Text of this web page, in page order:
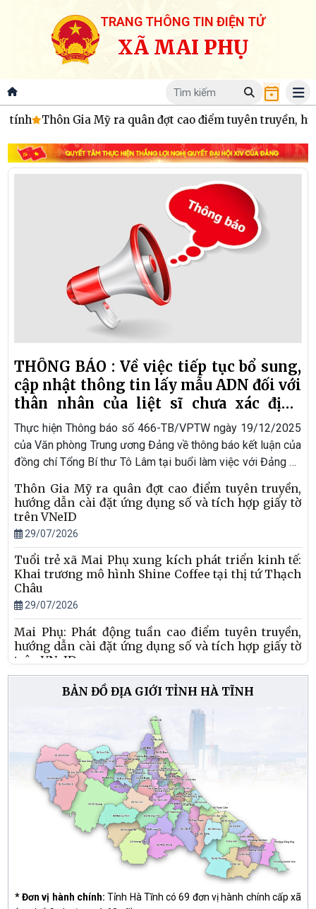
TRANG THÔNG TIN ĐIỆN TỬ
XÃ MAI PHỤ
ra quân đợt cao điểm tuyên truyền, hướng dẫn cài đặt
THÔNG BÁO : Về việc tiếp tục bổ sung,
cập nhật thông tin lấy mẫu ADN đối với
thân nhân của liệt sĩ chưa xác định
được danh tính
Thực hiện Thông báo số 466-TB/VPTW ngày 19/12/2025
của Văn phòng Trung ương Đảng về thông báo kết luận của
đồng chí Tổng Bí thư Tô Lâm tại buổi làm việc với Đảng ủy
Bộ Nội vụ và các ban, bộ, ngành Trung ương về chính sách
đối với người có công với cách mạng; công tác tìm kiếm,
quy tập và xác định danh tính liệt sĩ còn thiếu thông tin; Văn
bản số 299-CV/ĐU của Đảng ủy Chính phủ và Công văn số
709/UBND-VX2 ngày 26/01/2026 của UBND tỉnh Hà Tĩnh
về việc triển khai kết luận của đồng chí Tổng Bí thư về
chính sách đối với người có công với cách mạng và các
văn bản chỉ đạo của Bộ Công an, Công an tỉnh về thu nhận
mẫu ADN cho thân nhân liệt sĩ chưa xác định được danh
tính, Ủy ban nhân dân xã Mai Phụ thông báo một số nội
dung sau.
Thôn Gia Mỹ ra quân đợt cao điểm tuyên truyền,
hướng dẫn cài đặt ứng dụng số và tích hợp giấy tờ
trên VNeID
29/07/2026
Tuổi trẻ xã Mai Phụ xung kích phát triển kinh tế:
Khai trương mô hình Shine Coffee tại thị tứ Thạch
Châu
29/07/2026
Mai Phụ: Phát động tuần cao điểm tuyên truyền,
hướng dẫn cài đặt ứng dụng số và tích hợp giấy tờ
trên VNeID
29/07/2026
Mai Phụ tổ chức Lễ khởi công xây dựng nhà ở cho
hộ gia đình bà Lê Thị Tuyết tại thôn Gia Thiện.
28/07/2026
Sôi nổi giải bóng chuyền nữ Mezan Cup 2026
28/07/2026
BẢN ĐỒ ĐỊA GIỚI TỈNH HÀ TĨNH
* Đơn vị hành chính:Tỉnh Hà Tĩnh có 69 đơn vị hành chính cấp xã